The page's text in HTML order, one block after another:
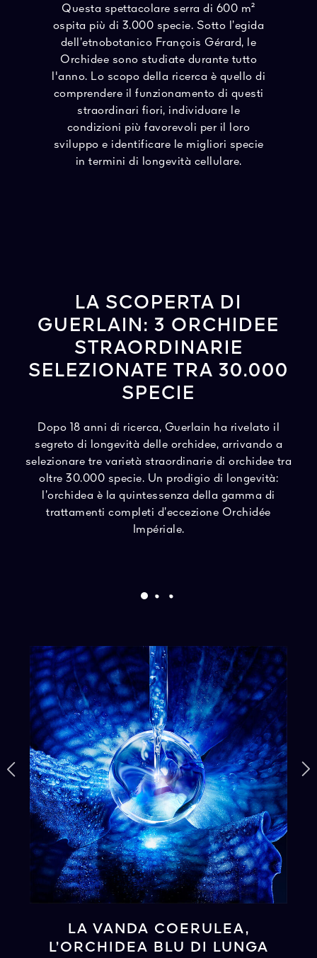
Questa spettacolare serra di 600 m²
ospita più di 3.000 specie. Sotto l’egida
dell’etnobotanico François Gérard, le
Orchidee sono studiate durante tutto
l'anno. Lo scopo della ricerca è quello di
comprendere il funzionamento di questi
straordinari fiori, individuare le
condizioni più favorevoli per il loro
sviluppo e identificare le migliori specie
in termini di longevità cellulare.
LA SCOPERTA DI
GUERLAIN: 3 ORCHIDEE
STRAORDINARIE
SELEZIONATE TRA 30.000
SPECIE
Dopo 18 anni di ricerca, Guerlain ha rivelato il
segreto di longevità delle orchidee, arrivando a
selezionare tre varietà straordinarie di orchidee tra
oltre 30.000 specie. Un prodigio di longevità:
l’orchidea è la quintessenza della gamma di
trattamenti completi d’eccezione Orchidée
Impériale.
LA VANDA COERULEA,
L’ORCHIDEA BLU DI LUNGA